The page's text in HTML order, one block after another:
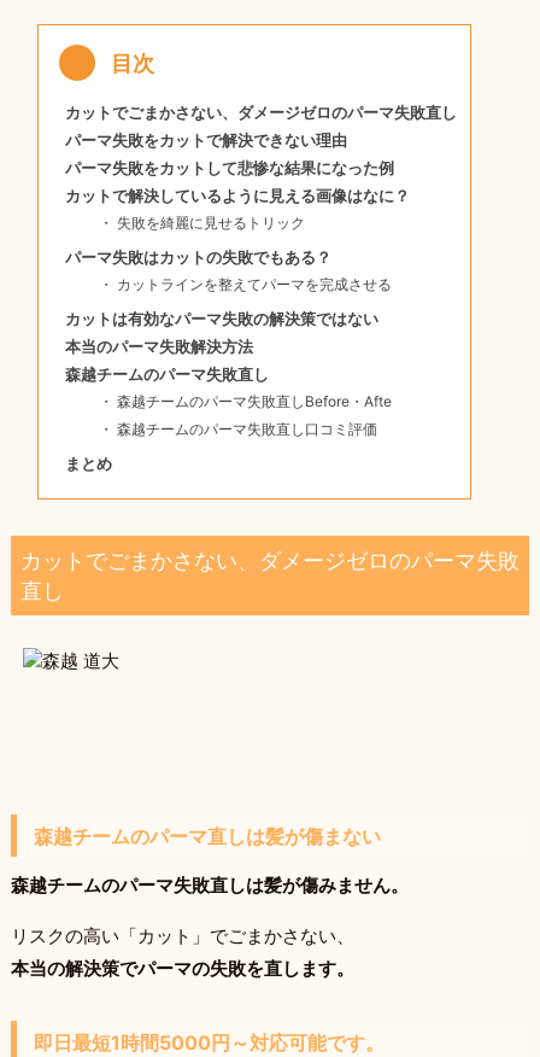
カットでごまかさない、ダメージゼロのパーマ失敗直し
パーマ失敗をカットで解決できない理由
パーマ失敗をカットして悲惨な結果になった例
カットで解決しているように見える画像はなに？
失敗を綺麗に見せるトリック
パーマ失敗はカットの失敗でもある？
カットラインを整えてパーマを完成させる
カットは有効なパーマ失敗の解決策ではない
本当のパーマ失敗解決方法
森越チームのパーマ失敗直し
森越チームのパーマ失敗直しBefore・Afte
森越チームのパーマ失敗直し口コミ評価
まとめ
カットでごまかさない、ダメージゼロのパーマ失敗
直し
森越チームのパーマ直しは髪が傷まない
森越チームのパーマ失敗直しは髪が傷みません。
リスクの高い「カット」でごまかさない、
本当の解決策でパーマの失敗を直します。
即日最短1時間5000円～対応可能です。